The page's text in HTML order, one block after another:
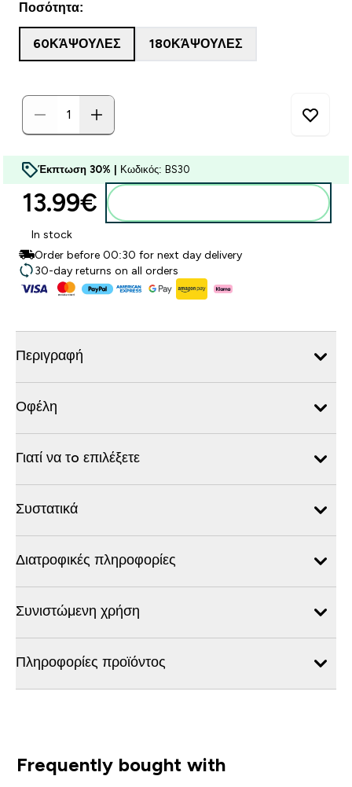
Ποσότητα:
60ΚΆΨΟΥΛΕΣ 180ΚΆΨΟΥΛΕΣ
Έκπτωση 30% | Κωδικός: BS30
13.99€‎
In stock
Order before 00:30 for next day delivery
30-day returns on all orders
Περιγραφή
Οφέλη
Γιατί να τo επιλέξετε
Συστατικά
Διατροφικές πληροφορίες
Συνιστώμενη χρήση
Πληροφορίες προϊόντος
Frequently bought with